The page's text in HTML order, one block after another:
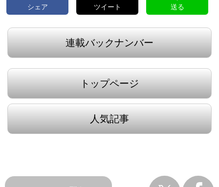
シェア ツイート 送る
連載バックナンバー
トップページ
人気記事